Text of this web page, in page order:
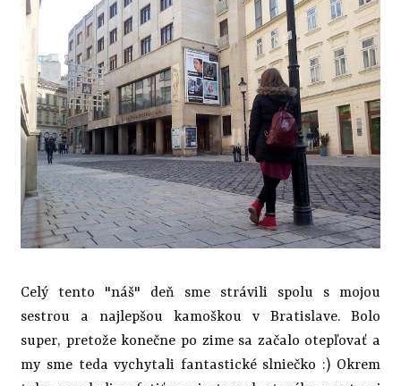
Celý tento "náš" deň sme strávili spolu s mojou
sestrou a najlepšou kamoškou v Bratislave. Bolo
super, pretože konečne po zime sa začalo otepľovať a
my sme teda vychytali fantastické slniečko :) Okrem